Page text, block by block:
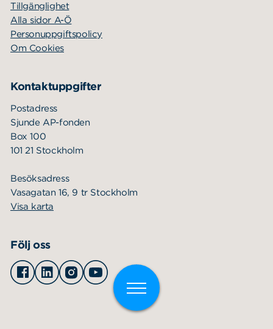
Tillgänglighet
Alla sidor A-Ö
Personuppgiftspolicy
Om Cookies
Kontaktuppgifter
Postadress
Sjunde AP-fonden
Box 100
101 21 Stockholm
Besöksadress
Vasagatan 16, 9 tr Stockholm
Visa karta
Följ oss
Facebook
LinkedinInstagramYoutube